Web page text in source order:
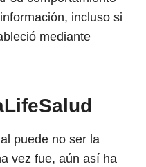
incluso si
mediante
puede no ser la
vez fue, aún así ha